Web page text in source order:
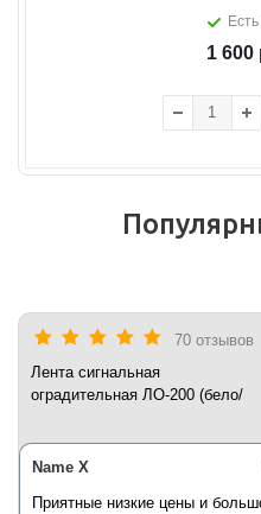
1 600
70 отзывов
Лента сигнальная
оградительная ЛО-200 (бело/
Name X
Приятные низкие цены и